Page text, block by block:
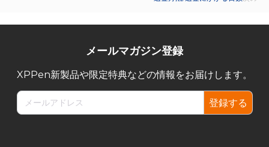
メールマガジン登録
XPPen新製品や限定特典などの情報をお届けします。
登録する